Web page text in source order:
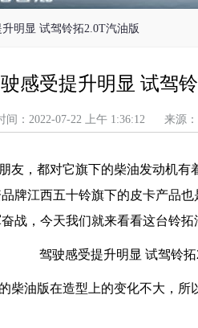
明显 试驾铃拓2.0T汽油版
感受提升明显 试驾
间：2022-07-22 上午 1:36:12 来
，都对它旗下的柴油发动机有
牌江西五十铃旗下的皮卡产品
战，今天我们就来看看这台铃拓
油版在造型上的变化不大，所